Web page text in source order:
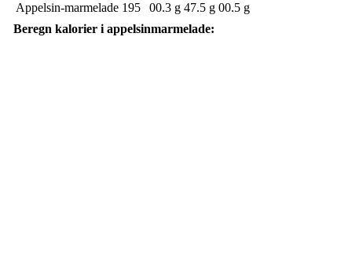
Appelsin-marmelade 195 00.3 g 47.5 g 00.5 g
Beregn kalorier i appelsinmarmelade: